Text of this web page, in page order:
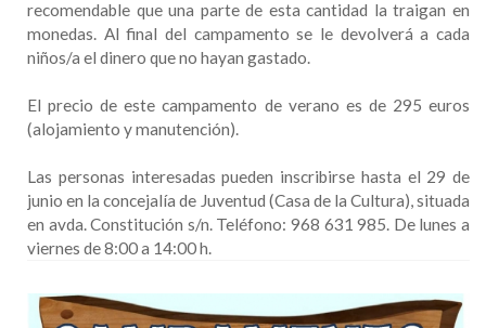
recomendable que una parte de esta cantidad la traigan en
monedas. Al final del campamento se le devolverá a cada
niños/a el dinero que no hayan gastado.
El precio de este campamento de verano es de 295 euros
(alojamiento y manutención).
Las personas interesadas pueden inscribirse hasta el 29 de
junio en la concejalía de Juventud (Casa de la Cultura), situada
en avda. Constitución s/n. Teléfono: 968 631 985. De lunes a
viernes de 8:00 a 14:00 h.